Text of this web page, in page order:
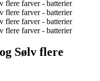
Sølv flere